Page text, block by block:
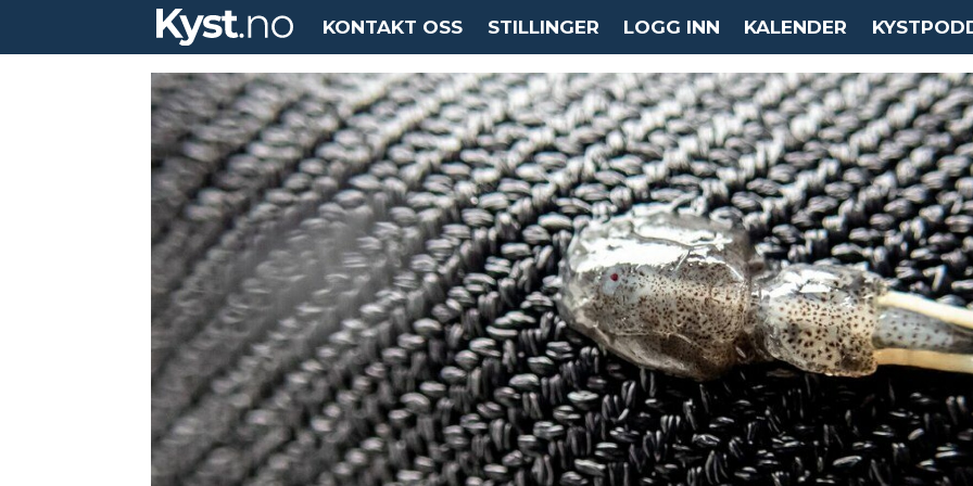
KONTAKT OSS STILLINGER LOGG INN KALENDER